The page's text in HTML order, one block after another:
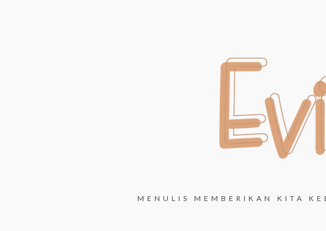
MENULIS MEMBERIKAN KITA